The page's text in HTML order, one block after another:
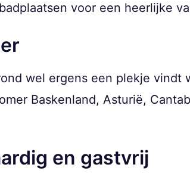
voor een heerlijke
wel ergens een plekje vindt
Baskenland, Asturië,
en gastvrij